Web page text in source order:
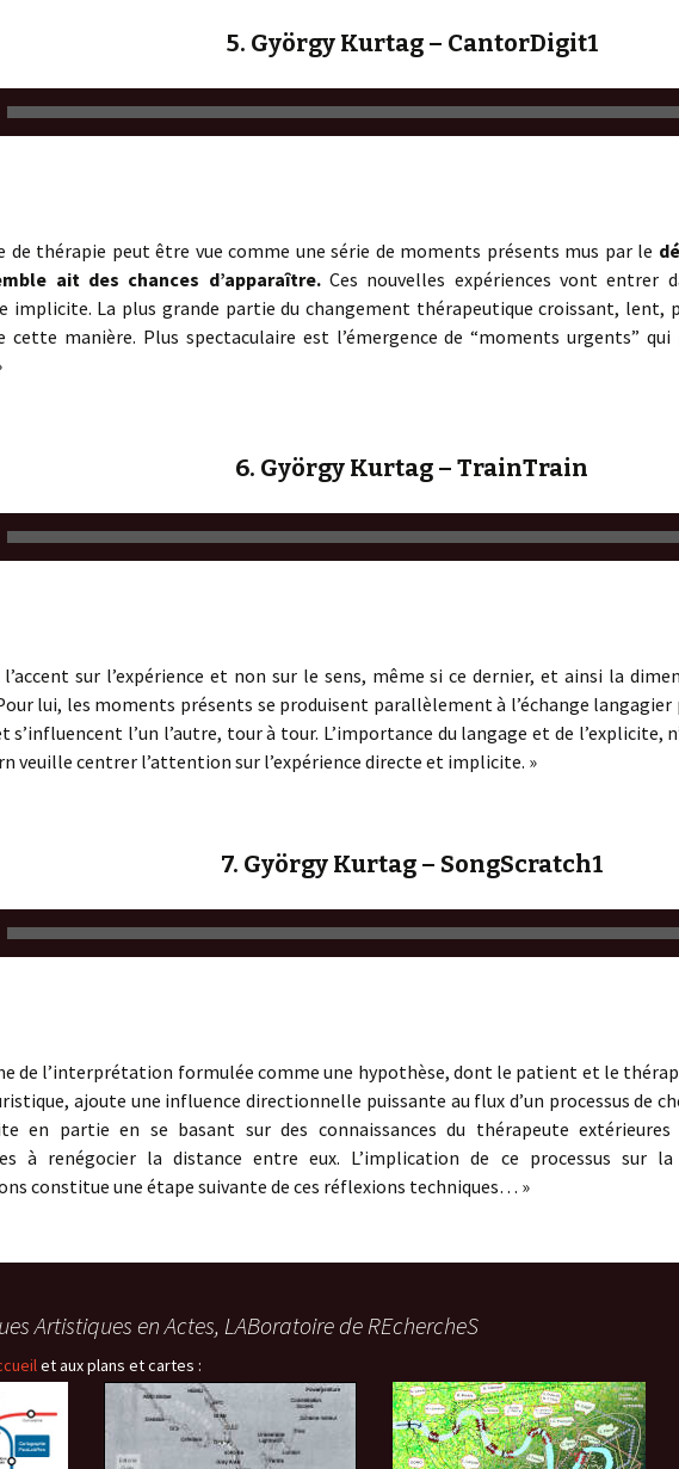
5. György Kurtag – CantorDigit1
de thérapie peut être vue comme une série de moments présents mus par le
ait des chances d’apparaître.Ces nouvelles expériences vont entrer
implicite. La plus grande partie du changement thérapeutique croissant, lent,
manière. Plus spectaculaire est l’émergence de “moments urgents”
6. György Kurtag – TrainTrain
sur l’expérience et non sur le sens, même si ce dernier, et ainsi la
lui, les moments présents se produisent parallèlement à l’échange langagier
s’influencent l’un l’autre, tour à tour. L’importance du langage et de l’explicite,
veuille centrer l’attention sur l’expérience directe et implicite. »
7. György Kurtag – SongScratch1
de l’interprétation formulée comme une hypothèse, dont le patient et le
ajoute une influence directionnelle puissante au flux d’un processus de
en partie en se basant sur des connaissances du thérapeute
à renégocier la distance entre eux. L’implication de ce processus sur
constitue une étape suivante de ces réflexions techniques… »
Artistiques en Actes, LABoratoire de REchercheS
et aux plans et cartes :